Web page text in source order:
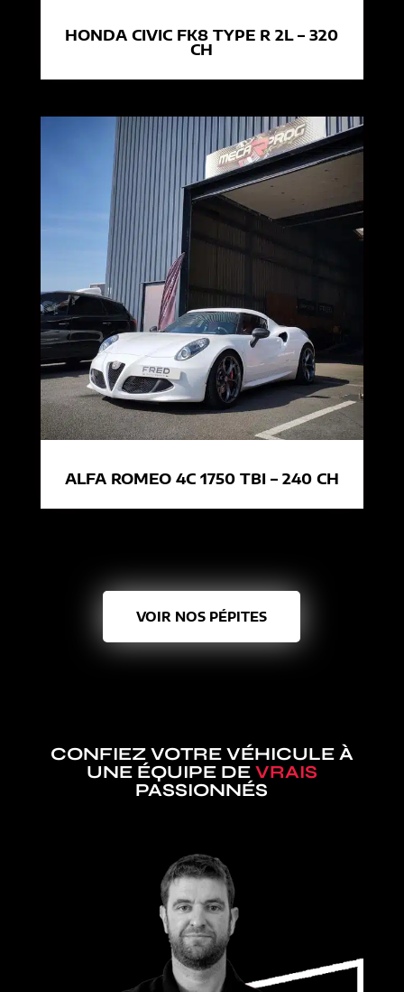
HONDA CIVIC FK8 TYPE R 2L – 320
CH
ALFA ROMEO 4C 1750 TBI – 240 CH
VOIR NOS PÉPITES
CONFIEZ VOTRE VÉHICULE À
UNE ÉQUIPE DE VRAIS
PASSIONNÉS